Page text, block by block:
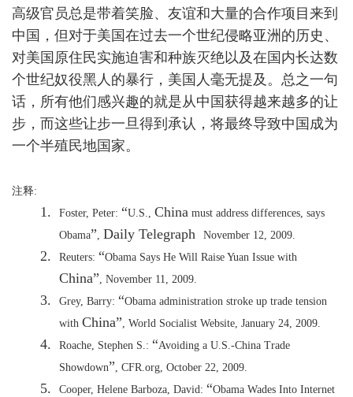
高级官员总是带着笑脸、友谊和大量的合作项目来到
中国，但对于美国在过去一个世纪侵略亚洲的历史、
对美国原住民实施迫害和种族灭绝以及在国内长达数
个世纪奴役黑人的暴行，美国人毫无提及。总之一句
话，所有他们感兴趣的就是从中国获得越来越多的让
步，而这些让步一旦得到承认，将最终导致中国成为
一个半殖民地国家。
注释:
1. Foster, Peter: “U.S. China must address differences, says
Obama” Daily Telegraph November 12, 2009
2. Reuters: “Obama Says He Will Raise Yuan Issue with
China” , November 11, 2009
3. Grey, Barry: “Obama administration stroke up trade tension
with China” , World Socialist Website, January 24, 2009
4. Roache, Stephen S.: “Avoiding a U.S.-China Trade
Showdown” , CFR.org, October 22, 2009
5. Cooper, Helene Barboza, David: “Obama Wades Into Internet